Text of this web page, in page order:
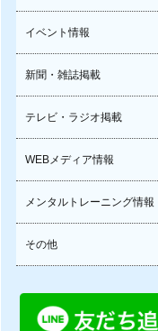
イベント情報
新聞・雑誌掲載
テレビ・ラジオ掲載
WEBメディア情報
メンタルトレーニング情報
その他